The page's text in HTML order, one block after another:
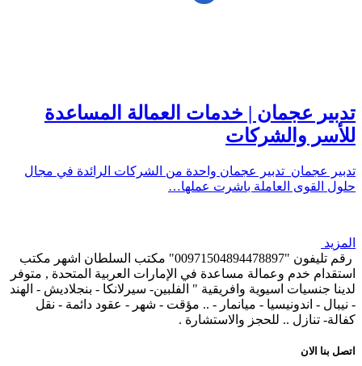
تدبير عجمان | خدمات العمالة المساعدة
للأسر والشركات
تدبير عجمان تدبير عجمان واحدة من الشركات الرائدة في مجال
حلول القوى العاملة باشرت عملها…
المزيد
رقم تليفون "00971504894478897" مكتب السلطان اشهر مكتب
استقدام خدم وعمالة مساعدة في الإمارات العربية المتحدة , متوفر
لدينا جنسيات اسيوية وافريقية " الفلبين- سيرلانكا - بنجلاديش - الهند
- نيبال - اندونيسيا - ميانمار - .. مؤقت - شهر - عقود دائمة - نقل
كفالة- تنازل .. للحجز والاستشارة .
اتصل بنا الان